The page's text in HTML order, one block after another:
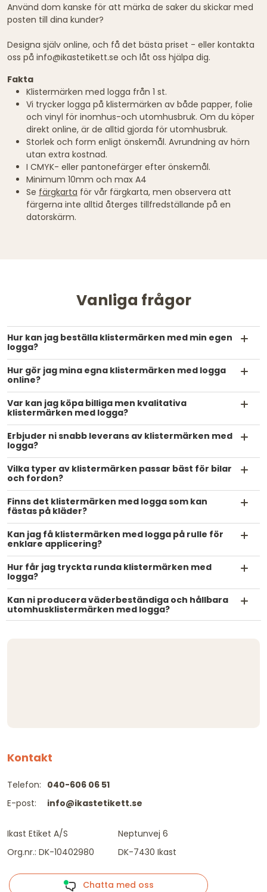
Använd dom kanske för att märka de saker du skickar med
posten till dina kunder?
Designa själv online, och få det bästa priset - eller kontakta
oss på info@ikastetikett.se och låt oss hjälpa dig.
Fakta
Klistermärken med logga från 1 st.
Vi trycker logga på klistermärken av både papper, folie
och vinyl för inomhus-och utomhusbruk. Om du köper
direkt online, är de alltid gjorda för utomhusbruk.
Storlek och form enligt önskemål. Avrundning av hörn
utan extra kostnad.
I CMYK- eller pantonefärger efter önskemål.
Minimum 10mm och max A4
Se färgkarta för vår färgkarta, men observera att
färgerna inte alltid återges tillfredställande på en
datorskärm.
Vanliga frågor
Hur kan jag beställa klistermärken med min egen
logga?
Hur gör jag mina egna klistermärken med logga
online?
Var kan jag köpa billiga men kvalitativa
klistermärken med logga?
Erbjuder ni snabb leverans av klistermärken med
logga?
Vilka typer av klistermärken passar bäst för bilar
och fordon?
Finns det klistermärken med logga som kan
fästas på kläder?
Kan jag få klistermärken med logga på rulle för
enklare applicering?
Hur får jag tryckta runda klistermärken med
logga?
Kan ni producera väderbeständiga och hållbara
utomhusklistermärken med logga?
Kontakt
Telefon:
E-post:
040-606 06 51
info@ikastetikett.se
Ikast Etiket A/S
Org.nr.: DK-10402980
Neptunvej 6
DK-7430 Ikast
Chatta med oss